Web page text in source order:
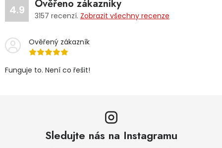
4.9 Ověřeno zákazníky
3157 recenzí. Zobrazit všechny recenze
Ověřený zákazník
Funguje to. Není co řešit!
Sledujte nás na Instagramu